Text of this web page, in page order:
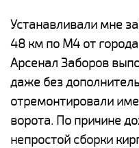
Устанавливали мне
48 км по М4 от
Арсенал Заборов
даже без
отремонтировали
ворота. По причине
непростой сборки